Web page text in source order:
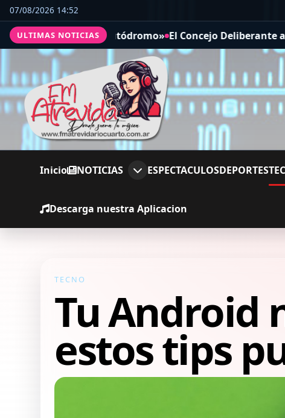
07/08/2026 14:52
ULTIMAS NOTICIAS
el Autódromo» El Concejo Deliberante aprobó
Inicio NOTICIAS ESPECTACULOSDEPORTES
Descarga nuestra Aplicacion
TECNO
Tu Android
estos tips